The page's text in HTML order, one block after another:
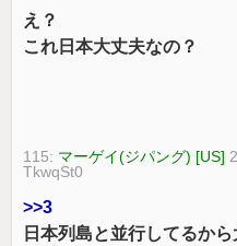
え？
これ日本大丈夫なの？
115: マーゲイ(ジパング) [US]
TkwqSt0
>>3
日本列島と並行してるから